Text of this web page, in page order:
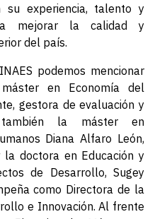
su experiencia, talento y
mejorar la calidad y
del país.
podemos mencionar
en Economía del
gestora de evaluación y
también la máster en
Diana Alfaro León,
doctora en Educación y
de Desarrollo, Sugey
como Directora de la
e Innovación. Al frente